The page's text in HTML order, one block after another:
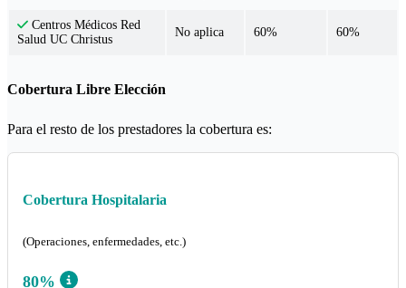
Centros Médicos Red
Salud UC Christus
No aplica 60% 60%
Cobertura Libre Elección
Para el resto de los prestadores la cobertura es:
Cobertura Hospitalaria
(Operaciones, enfermedades, etc.)
80%